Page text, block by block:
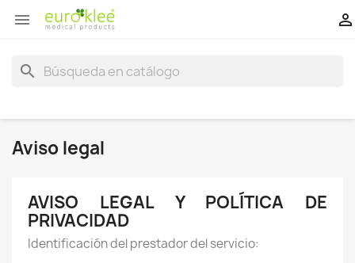
 
search
Aviso legal
AVISO LEGAL Y POLÍTICA DE
PRIVACIDAD
Identificación del prestador del servicio: